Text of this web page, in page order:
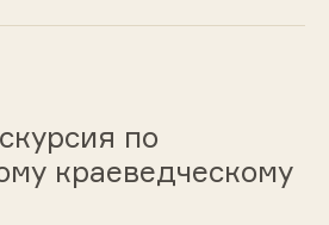
по
краеведческому